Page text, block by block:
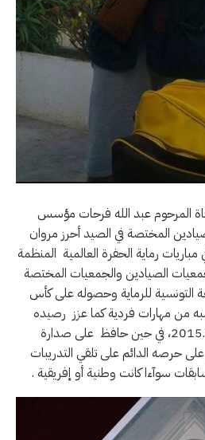
إحياء الذكرى 28 لوفاة المرحوم عبد الله فرحات مؤسس
المختصة في الصيد أحرز مروان
رماية الحفرة العالمية المنظمة
الصيادين والجمعيات المختصة
التونسية للرماية وحصوله على كأس
من مهارات فردية كما عزز رصيده
من الميداليات، تونس 2015.2016، في حين حافظ على صدارة
حرصه الدائم على تلقي التدريبات
سوآءا كانت وطنية أو إفريقية .